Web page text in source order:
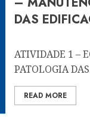
DAS
ATIVIDADE 1 –
PATOLOGIA
READ MORE